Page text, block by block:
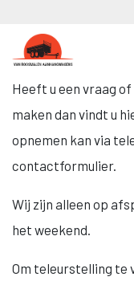
Contact
Heeft u een vraag
maken dan vindt u
opnemen kan via
contactformulier.
Wij zijn alleen op
het weekend.
Om teleurstelling te